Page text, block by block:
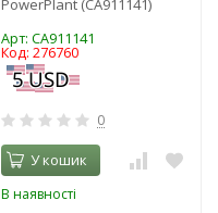
Арт: CA911141
Код: 276760
0
У кошик
В наявності